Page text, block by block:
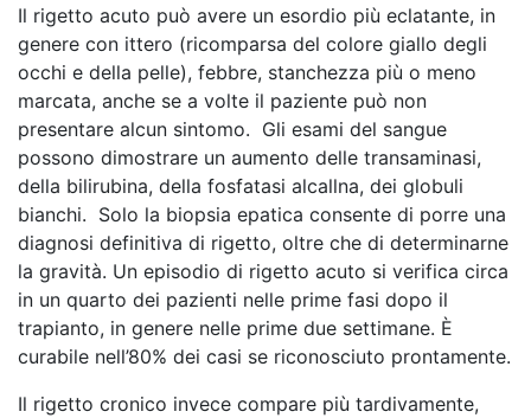
Il rigetto acuto può avere un esordio più eclatante, in
genere con ittero (ricomparsa del colore giallo degli
occhi e della pelle), febbre, stanchezza più o meno
marcata, anche se a volte il paziente può non
presentare alcun sintomo. Gli esami del sangue
possono dimostrare un aumento delle transaminasi,
della bilirubina, della fosfatasi alcallna, dei globuli
bianchi. Solo la biopsia epatica consente di porre una
diagnosi definitiva di rigetto, oltre che di determinarne
la gravità. Un episodio di rigetto acuto si verifica circa
in un quarto dei pazienti nelle prime fasi dopo il
trapianto, in genere nelle prime due settimane. È
curabile nell’80% dei casi se riconosciuto prontamente.
Il rigetto cronico invece compare più tardivamente,